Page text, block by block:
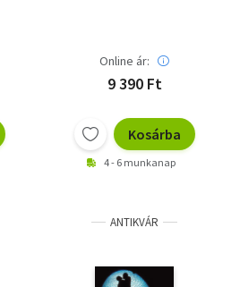
Online ár:
9 390 Ft
Kosárba
4 - 6 munkanap
ANTIKVÁR